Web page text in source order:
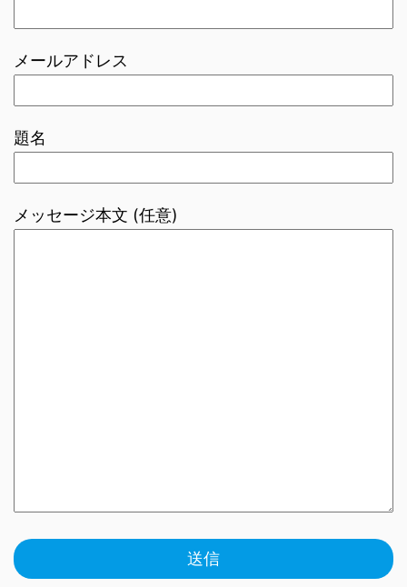
メールアドレス
題名
メッセージ本文 (任意)